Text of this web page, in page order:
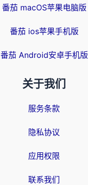
番茄 macOS苹果电脑版
番茄 ios苹果手机版
番茄 Android安卓手机版
关于我们
服务条款
隐私协议
应用权限
联系我们